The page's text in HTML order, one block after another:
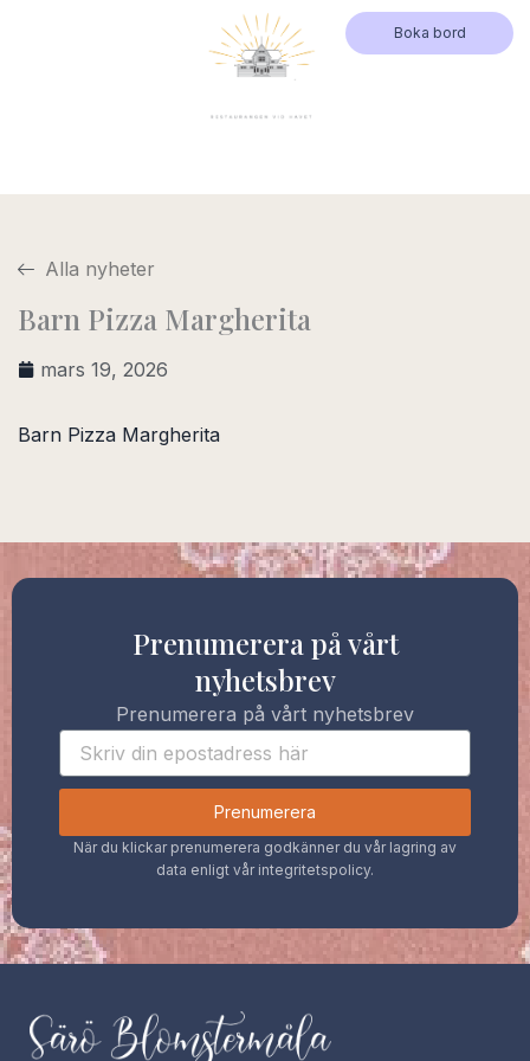
Boka bord
Alla nyheter
Barn Pizza Margherita
mars 19, 2026
Barn Pizza Margherita
Prenumerera på vårt
nyhetsbrev
Prenumerera på vårt nyhetsbrev
Prenumerera
När du klickar prenumerera godkänner du vår lagring av
data enligt vår integritetspolicy.